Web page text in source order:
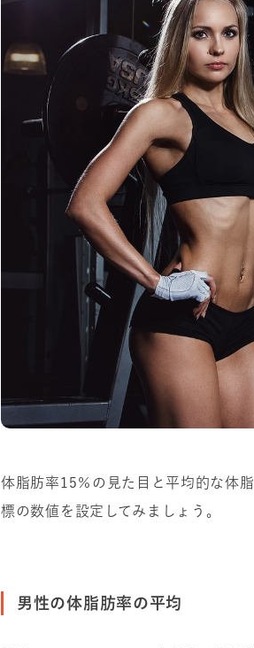
体脂肪率15％の見た目と平均的な体
標の数値を設定してみましょう。
男性の体脂肪率の平均